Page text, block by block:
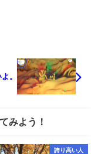
。
みよう！
誇り高い人